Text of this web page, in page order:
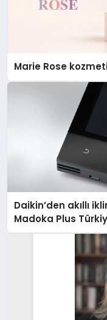
Marie Rose
Daikin’den akıllı
Madoka Plus